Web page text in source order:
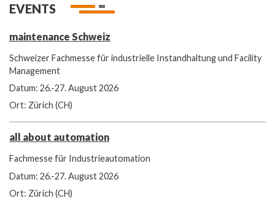
EVENTS
maintenance Schweiz
Schweizer Fachmesse für industrielle Instandhaltung und Facility
Management
Datum: 26.-27. August 2026
Ort: Zürich (CH)
all about automation
Fachmesse für Industrieautomation
Datum: 26.-27. August 2026
Ort: Zürich (CH)